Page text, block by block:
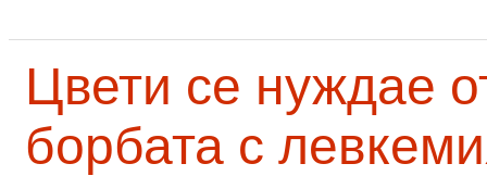
Цвети се нуждае
борбата с